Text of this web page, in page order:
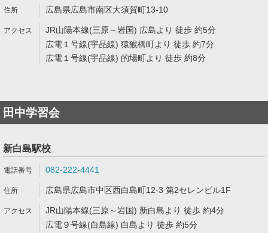
広島県広島市南区大須賀町13-10
JR山陽本線(三原～岩国) 広島より 徒歩 約5分
広電１号線(宇品線) 猿猴橋町より 徒歩 約7分
広電１号線(宇品線) 的場町より 徒歩 約8分
田中学習会
新白島駅校
082-222-4441
広島県広島市中区西白島町12-3 第2セレンビル1F
JR山陽本線(三原～岩国) 新白島より 徒歩 約4分
広電９号線(白島線) 白島より 徒歩 約5分